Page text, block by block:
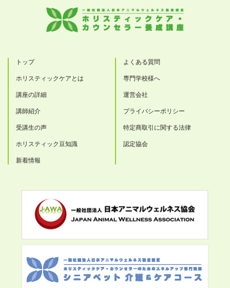
トップ
ホリスティックケアとは
講座の詳細
講師紹介
受講生の声
ホリスティック豆知識
新着情報
よくある質問
専門学校様へ
運営会社
プライバシーポリシー
特定商取引に関する法律
認定協会